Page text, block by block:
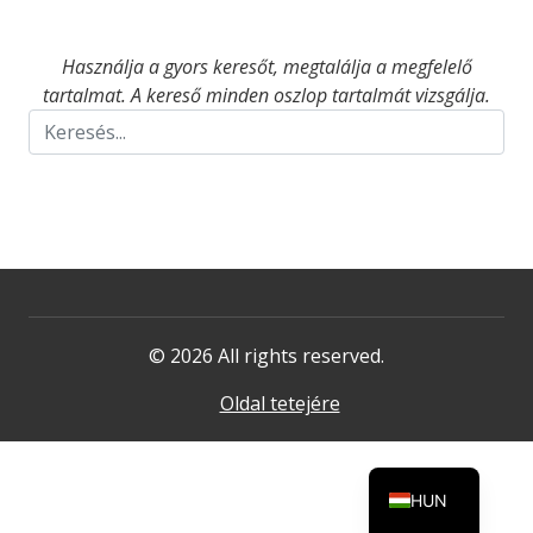
Használja a gyors keresőt, megtalálja a megfelelő
tartalmat. A kereső minden oszlop tartalmát vizsgálja.
© 2026 All rights reserved.
Oldal tetejére
HUN